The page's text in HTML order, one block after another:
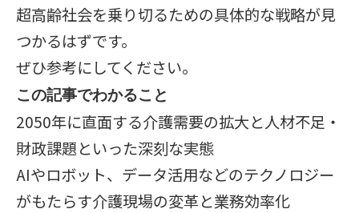
超高齢社会を乗り切るための具体的な戦略が見
つかるはずです。
ぜひ参考にしてください。
この記事でわかること
2050年に直面する介護需要の拡大と人材不足・
財政課題といった深刻な実態
AIやロボット、データ活用などのテクノロジー
がもたらす介護現場の変革と業務効率化